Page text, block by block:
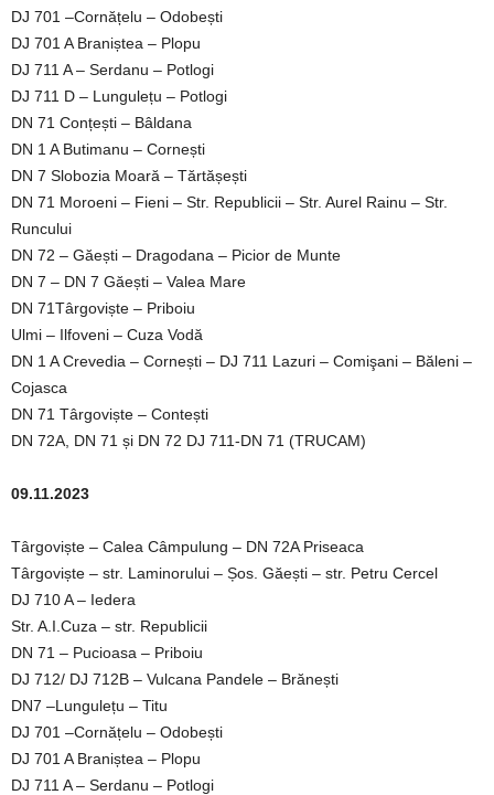
DJ 701 –Cornățelu – Odobești
DJ 701 A Braniștea – Plopu
DJ 711 A – Serdanu – Potlogi
DJ 711 D – Lungulețu – Potlogi
DN 71 Conțești – Bâldana
DN 1 A Butimanu – Cornești
DN 7 Slobozia Moară – Tărtășești
DN 71 Moroeni – Fieni – Str. Republicii – Str. Aurel Rainu – Str.
Runcului
DN 72 – Găești – Dragodana – Picior de Munte
DN 7 – DN 7 Găești – Valea Mare
DN 71Târgoviște – Priboiu
Ulmi – Ilfoveni – Cuza Vodă
DN 1 A Crevedia – Cornești – DJ 711 Lazuri – Comişani – Băleni –
Cojasca
DN 71 Târgoviște – Contești
DN 72A, DN 71 și DN 72 DJ 711-DN 71 (TRUCAM)
09.11.2023
Târgoviște – Calea Câmpulung – DN 72A Priseaca
Târgoviște – str. Laminorului – Șos. Găești – str. Petru Cercel
DJ 710 A – Iedera
Str. A.I.Cuza – str. Republicii
DN 71 – Pucioasa – Priboiu
DJ 712/ DJ 712B – Vulcana Pandele – Brănești
DN7 –Lungulețu – Titu
DJ 701 –Cornățelu – Odobești
DJ 701 A Braniștea – Plopu
DJ 711 A – Serdanu – Potlogi